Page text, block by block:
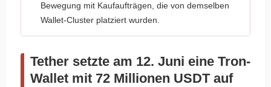
Bewegung mit Kaufaufträgen, die von demselben
Wallet-Cluster platziert wurden.
Tether setzte am 12. Juni eine Tron-
Wallet mit 72 Millionen USDT auf